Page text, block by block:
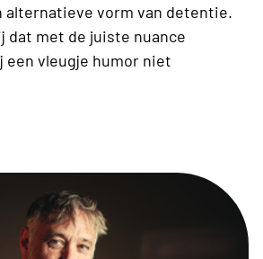
vorm van detentie.
dat met de juiste nuance
vleugje humor niet